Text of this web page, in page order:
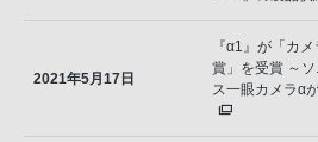
2021年5月17日
『α1』が「カ
賞」を受賞 ～
ス一眼カメラα